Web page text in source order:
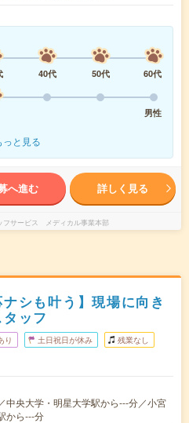
40代 50代
60代
男性
っと見る
へ進む 詳しく見る
フサービス メディカル事業本部
シも叶う】現場に向き
ッフ
り 土日祝日が休み 残業なし
中央大学・明星大学駅から---分／小宮
から---分